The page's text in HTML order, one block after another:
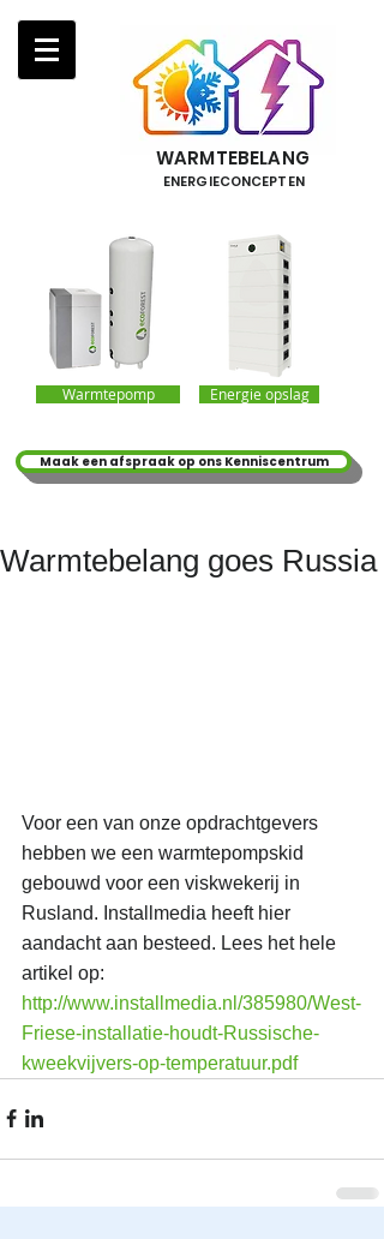
WARMTEBELANG
ENERGIECONCEPTEN
Warmtepomp Energie opslag
Maak een afspraak op ons Kenniscentrum
Warmtebelang goes Russia
Voor een van onze opdrachtgevers
hebben we een warmtepompskid
gebouwd voor een viskwekerij in
Rusland. Installmedia heeft hier
aandacht aan besteed. Lees het hele
artikel op:
http://www.installmedia.nl/385980/West-
Friese-installatie-houdt-Russische-
kweekvijvers-op-temperatuur.pdf